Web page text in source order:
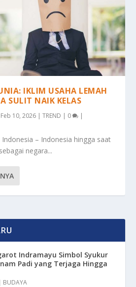
IKLIM USAHA LEMAH
SULIT NAIK KELAS
Feb 10, 2026 |TREND | 0 |
– Indonesia hingga saat
negara...
Indramayu Simbol Syukur
Padi yang Terjaga Hingga
BUDAYA